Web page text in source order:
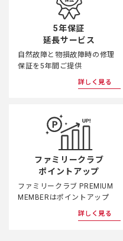
5年保証
延長サービス
自然故障と物損故障時の修理
保証を5年間ご提供
詳しく見る
ファミリークラブ
ポイントアップ
ファミリークラブ PREMIUM
MEMBERはポイントアップ
詳しく見る